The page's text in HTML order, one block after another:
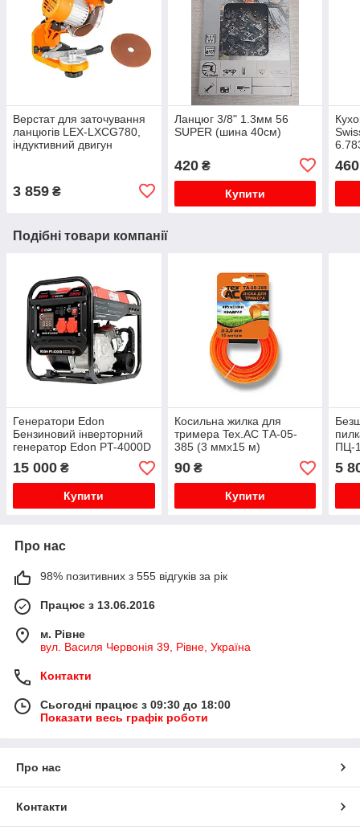
Верстат для заточування
ланцюгів LEX-LXCG780,
індуктивний двигун
3 859 ₴
Ланцюг 3/8" 1.3мм 56
SUPER (шина 40см)
420₴
Купити
460
Подібні товари компанії
Генератори Edon
Бензиновий інверторний
генератор Edon PT-4000D
2.8/3.5 кВт
15 000 ₴
Купити
Косильна жилка для
тримера Tex.AC ТА-05-
385 (3 ммх15 м)
90₴
Купити
ПЦ-
5
Про нас
98% позитивних з 555 відгуків за рік
Працює з 13.06.2016
м. Рівне
вул. Василя Червонія 39, Рівне, Україна
Контакти
Сьогодні працює з 09:30 до 18:00
Показати весь графік роботи
Про нас
Контакти